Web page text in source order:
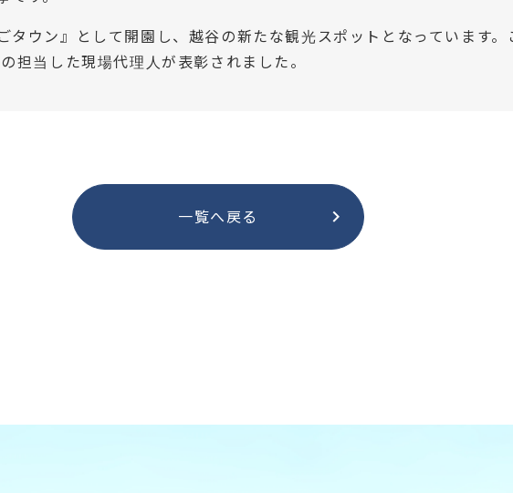
ウン』として開園し、越谷の新たな観光スポットとなっています。
担当した現場代理人が表彰されました。
一覧へ戻る